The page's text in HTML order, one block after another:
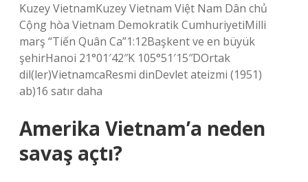
Kuzey VietnamKuzey Vietnam Việt Nam Dân chủ
Cộng hòa Vietnam Demokratik CumhuriyetiMilli
marş “Tiến Quân Ca”1:12Başkent ve en büyük
şehirHanoi 21°01′42″K 105°51′15″DOrtak
dil(ler)VietnamcaResmi dinDevlet ateizmi (1951)
ab)16 satır daha
Amerika Vietnam’a neden
savaş açtı?